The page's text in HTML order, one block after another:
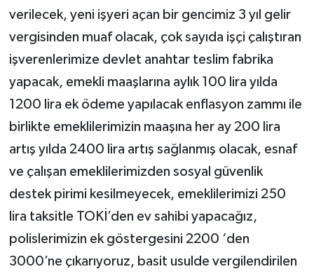
verilecek, yeni işyeri açan bir gencimiz 3 yıl gelir
vergisinden muaf olacak, çok sayıda işçi çalıştıran
işverenlerimize devlet anahtar teslim fabrika
yapacak, emekli maaşlarına aylık 100 lira yılda
1200 lira ek ödeme yapılacak enflasyon zammı ile
birlikte emeklilerimizin maaşına her ay 200 lira
artış yılda 2400 lira artış sağlanmış olacak, esnaf
ve çalışan emeklilerimizden sosyal güvenlik
destek pirimi kesilmeyecek, emeklilerimizi 250
lira taksitle TOKİ’den ev sahibi yapacağız,
polislerimizin ek göstergesini 2200 ‘den
3000’ne çıkarıyoruz, basit usulde vergilendirilen